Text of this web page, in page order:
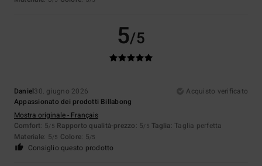
5/5
Daniel30. giugno 2026
Acquisto verificato
Appassionato dei prodotti Billabong
Mostra originale - Français
Comfort: 5/5 Rapporto qualità-prezzo: 5/5 Taglia: Taglia perfetta
Materiale: 5/5 Colore: 5/5
Consiglio questo prodotto